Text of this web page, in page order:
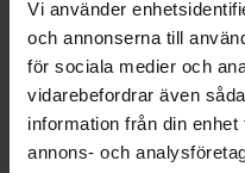
Vi använder
och annonserna till
för sociala medier och
vidarebefordrar även
information från din
annons- och
Transformator
Dimmer
Ljuskälla